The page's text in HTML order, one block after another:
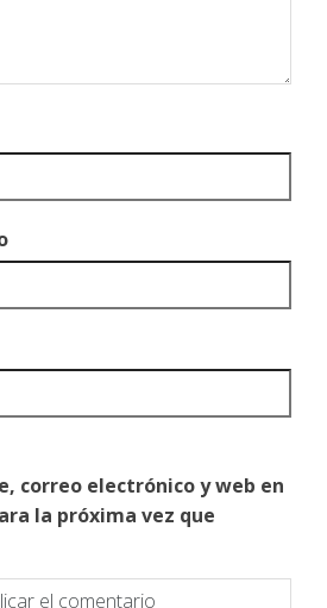
correo electrónico y web en
la próxima vez que